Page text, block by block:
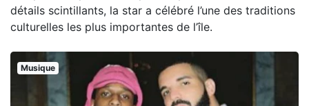
détails scintillants, la star a célébré l’une des traditions
culturelles les plus importantes de l’île.
Musique